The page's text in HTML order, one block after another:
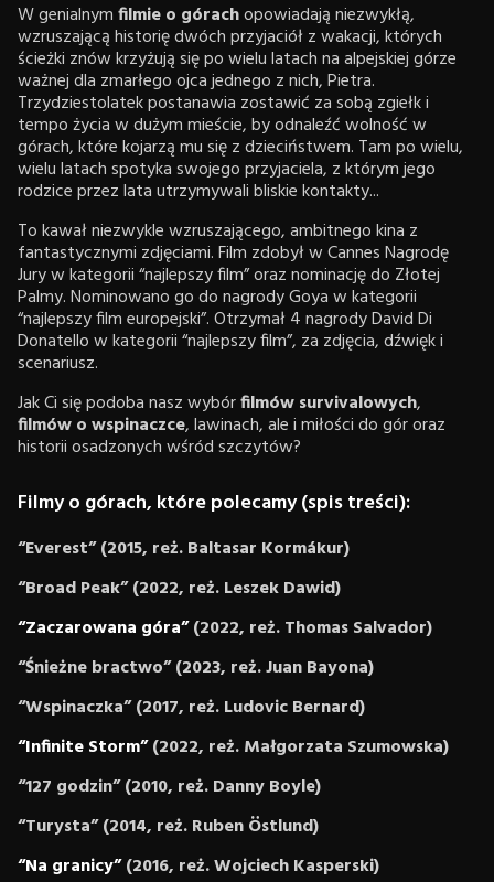
W genialnymfilmie o górachopowiadają niezwykłą,
wzruszającą historię dwóch przyjaciół z wakacji, których
ścieżki znów krzyżują się po wielu latach na alpejskiej górze
ważnej dla zmarłego ojca jednego z nich, Pietra.
Trzydziestolatek postanawia zostawić za sobą zgiełk i
tempo życia w dużym mieście, by odnaleźć wolność w
górach, które kojarzą mu się z dzieciństwem. Tam po wielu,
wielu latach spotyka swojego przyjaciela, z którym jego
rodzice przez lata utrzymywali bliskie kontakty...
To kawał niezwykle wzruszającego, ambitnego kina z
fantastycznymi zdjęciami. Film zdobył w Cannes Nagrodę
Jury w kategorii “najlepszy film” oraz nominację do Złotej
Palmy. Nominowano go do nagrody Goya w kategorii
“najlepszy film europejski”. Otrzymał 4 nagrody David Di
Donatello w kategorii “najlepszy film”, za zdjęcia, dźwięk i
scenariusz.
Jak Ci się podoba nasz wybórfilmów survivalowych,
filmów o wspinaczce, lawinach, ale i miłości do gór oraz
historii osadzonych wśród szczytów?
Filmy o górach, które polecamy (spis treści):
“Everest” (2015, reż. Baltasar Kormákur)
“Broad Peak” (2022, reż. Leszek Dawid)
“Zaczarowana góra”(2022, reż. Thomas Salvador)
“Śnieżne bractwo” (2023, reż. Juan Bayona)
“Wspinaczka” (2017, reż. Ludovic Bernard)
“Infinite Storm”(2022, reż. Małgorzata Szumowska)
“127 godzin” (2010, reż. Danny Boyle)
“Turysta” (2014, reż. Ruben Östlund)
“Na granicy”(2016, reż. Wojciech Kasperski)